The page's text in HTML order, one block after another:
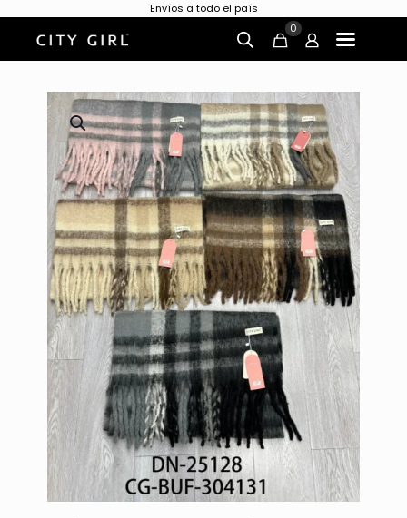
Envíos a todo el país
0